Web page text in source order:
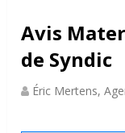
Avis
de Syndic
Éric Mertens,